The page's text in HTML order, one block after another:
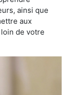
ainsi que
aux
de votre